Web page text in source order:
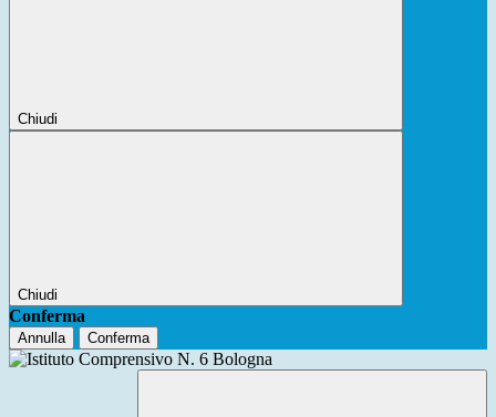
Chiudi
Chiudi
Conferma
Annulla Conferma